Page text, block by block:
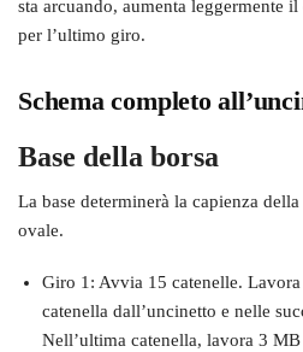
sta arcuando, aumenta leggermente
per l’ultimo giro.
Schema completo
Base della borsa
La base determinerà la capienza
ovale.
Giro 1: Avvia 15 catenelle.
catenella dall’uncinetto e nelle
Nell’ultima catenella, lavora 3